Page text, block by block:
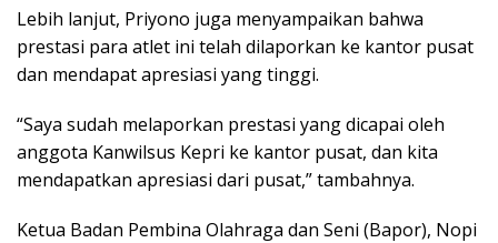
Lebih lanjut, Priyono juga menyampaikan bahwa
prestasi para atlet ini telah dilaporkan ke kantor pusat
dan mendapat apresiasi yang tinggi.
“Saya sudah melaporkan prestasi yang dicapai oleh
anggota Kanwilsus Kepri ke kantor pusat, dan kita
mendapatkan apresiasi dari pusat,” tambahnya.
Ketua Badan Pembina Olahraga dan Seni (Bapor), Nopi